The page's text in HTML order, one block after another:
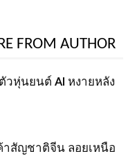
FROM AUTHOR
วหุ่นยนต์ AI หงายหลัง
าสัญชาติจีน ลอยเหนือ